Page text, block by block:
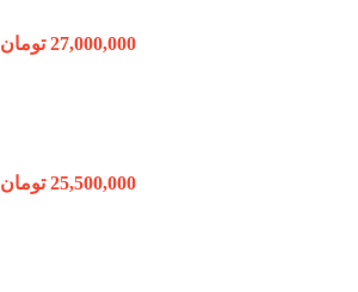
27,000,000 تومان
25,500,000 تومان